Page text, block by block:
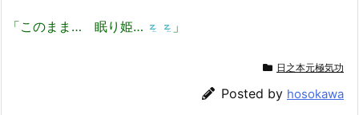
「このまま… 眠り姫… 」
日之本元極気功
Posted by hosokawa